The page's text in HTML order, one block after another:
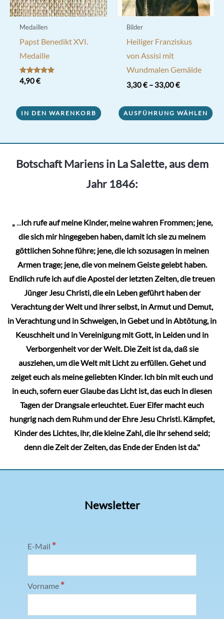
Medaillen
Papst Benedikt XVI.
Medaille
Bewertet mit
5.00
4,90€
IN DEN WARENKORB
Bilder
Heiliger Franziskus
von Assisi mit
Wundmalen Gemälde
3,30€– 33,00€
AUSFÜHRUNG WÄHLEN
Produkt
mehrere
auf.
Die
auf
der
Produktseite
gewählt
werden
Botschaft Mariens in La Salette, aus dem
Jahr 1846:
„...Ich rufe auf meine Kinder, meine wahren Frommen; jene,
die sich mir hingegeben haben, damit ich sie zu meinem
göttlichen Sohne führe; jene, die ich sozusagen in meinen
Armen trage; jene, die von meinem Geiste gelebt haben.
Endlich rufe ich auf die Apostel der letzten Zeiten, die treuen
Jünger Jesu Christi, die ein Leben geführt haben der
Verachtung der Welt und ihrer selbst, in Armut und Demut,
in Verachtung und in Schweigen, in Gebet und in Abtötung, in
Keuschheit und in Vereinigung mit Gott, in Leiden und in
Verborgenheit vor der Welt. Die Zeit ist da, daß sie
ausziehen, um die Welt mit Licht zu erfüllen. Gehet und
zeiget euch als meine geliebten Kinder. Ich bin mit euch und
in euch, sofern euer Glaube das Licht ist, das euch in diesen
Tagen der Drangsale erleuchtet. Euer Eifer macht euch
hungrig nach dem Ruhm und der Ehre Jesu Christi. Kämpfet,
Kinder des Lichtes, ihr, die kleine Zahl, die ihr sehend seid;
denn die Zeit der Zeiten, das Ende der Enden ist da."
Newsletter
E-Mail *
Vorname *